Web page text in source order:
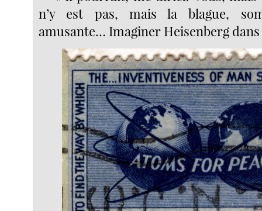
n’y est pas, mais la blague,
amusante… Imaginer Heisenberg dans